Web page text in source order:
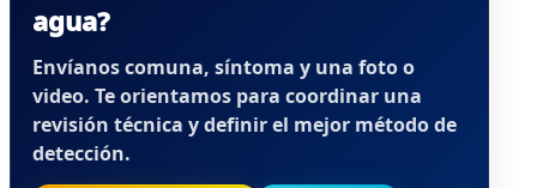
agua?
Envíanos comuna, síntoma y una foto o
video. Te orientamos para coordinar una
revisión técnica y definir el mejor método de
detección.